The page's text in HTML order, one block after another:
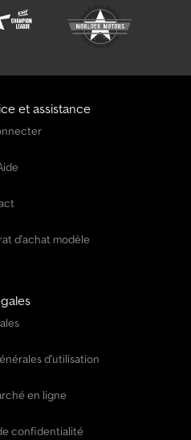
et assistance
d'achat modèle
d'utilisation
en ligne
confidentialité